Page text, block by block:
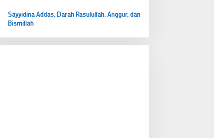
Sayyidina Addas, Darah Rasulullah, Anggur, dan
Bismillah